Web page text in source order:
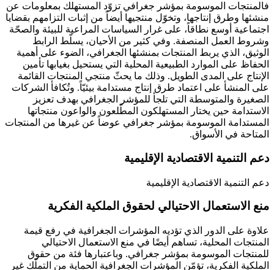
فالمنتجات الموسومة بمؤشر جغرافي تزوّد المستهلك بمعلومات عن
منشئها وطرق إنتاجها، وتخوّل منتجيها أيضاً من إثبات التزامهم بقضايا
اجتماعية أوسع نطاقاً، على غرار السياسات المراعية للبيئة والصحّة
وشروط العمل المنصفة. وفي كثير من الأحيان، يسلّط الرابط
الوثيق، الذي يربط المنتجات بمنشئها الجغرافي، الضوء على أهمية
الحفاظ على الموارد الطبيعية المحلية التي يستحيل بغيابها تأمين
الإنتاج على المدى الطويل. وذلك ما يحثّ منتجي المنتجات القائمة
على المنشأ على اعتماد طرق إنتاج مستدامة بيئيّاً. وتُكافأ الشركات
الصغيرة والمتوسطة التي تلجأ للمؤشر الجغرافي بهدف تعزيز
الاستدامة حين يختار المستهلكون المطّلعون والواعون منتجاتها
المستدامة الموسومة بمؤشر جغرافي عوضاً عن غيرها من المنتجات
المتاحة في الأسواق.
دعم التنمية الاقتصادية الإقليمية
دعم التنمية الاقتصادية الإقليمية
منع الاستعمال الاحتيالي لحقوق الملكية الفكرية
علاوة على الدور الذي تؤديه المؤشرات الجغرافية في رفع قيمة
المنتجات المحلية، تساهم أيضًا في منع الاستعمال الاحتيالي
للمنتجات الموسومة بمؤشر جغرافي. وباعتبارها فئة من حقوق
الملكية الفكرية، تؤمّن المؤشرات الجغرافية الحماية من التملّك غير